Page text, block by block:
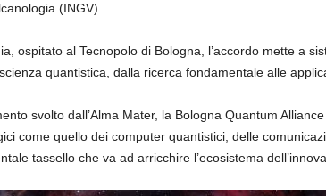
(INGV).
ospitato al Tecnopolo di Bologna, l’accordo mette a
quantistica, dalla ricerca fondamentale alle
svolto dall’Alma Mater, la Bologna Quantum
come quello dei computer quantistici, delle
tassello che va ad arricchire l’ecosistema